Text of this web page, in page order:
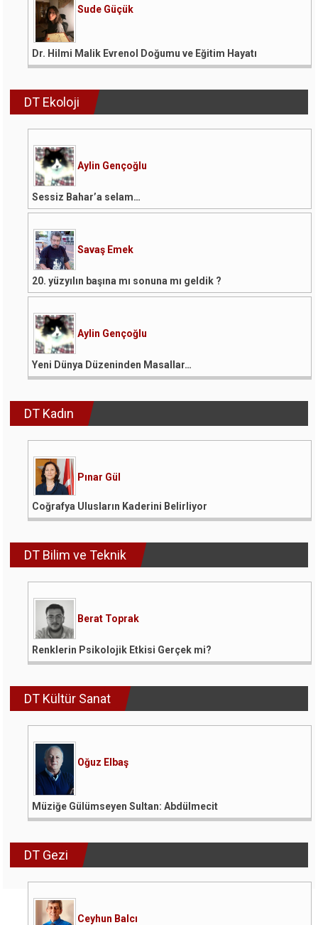
Sude Güçük
Dr. Hilmi Malik Evrenol Doğumu ve Eğitim Hayatı
DT Ekoloji
Aylin Gençoğlu
Sessiz Bahar’a selam…
Savaş Emek
20. yüzyılın başına mı sonuna mı geldik ?
Aylin Gençoğlu
Yeni Dünya Düzeninden Masallar…
DT Kadın
Pınar Gül
Coğrafya Ulusların Kaderini Belirliyor
DT Bilim ve Teknik
Berat Toprak
Renklerin Psikolojik Etkisi Gerçek mi?
DT Kültür Sanat
Oğuz Elbaş
Müziğe Gülümseyen Sultan: Abdülmecit
DT Gezi
Ceyhun Balcı